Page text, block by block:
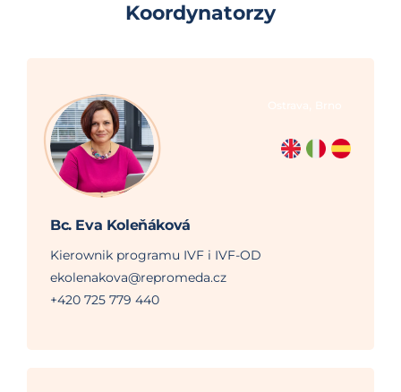
Koordynatorzy
Bc. Eva Koleňáková
Kierownik programu IVF i IVF-OD
ekolenakova@repromeda.cz
+420 725 779 440